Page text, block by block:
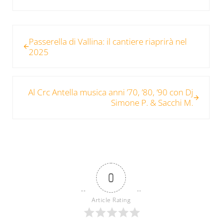
Passerella di Vallina: il cantiere riaprirà nel
2025
Al Crc Antella musica anni ’70, ’80, ’90 con Dj
Simone P. & Sacchi M.
0
Article Rating